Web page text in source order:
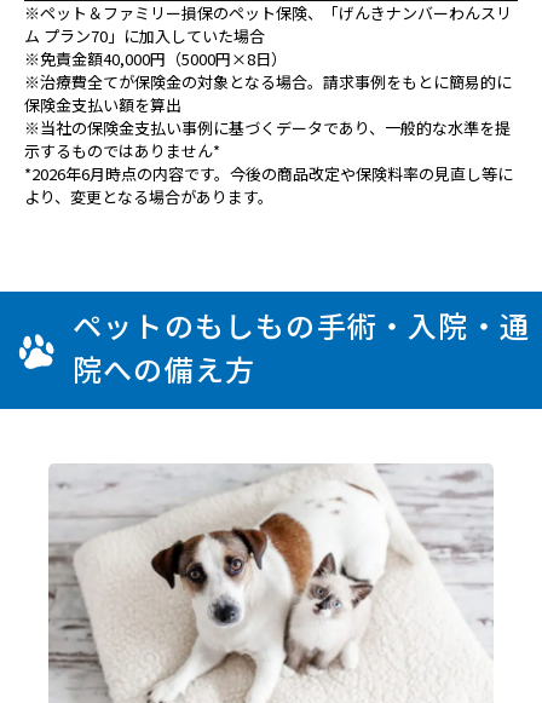
※ペット＆ファミリー損保のペット保険、「げんきナンバーわんスリ
ム プラン70」に加入していた場合
※免責金額40,000円（5000円×8日）
※治療費全てが保険金の対象となる場合。請求事例をもとに簡易的に
保険金支払い額を算出
※当社の保険金支払い事例に基づくデータであり、一般的な水準を提
示するものではありません*
*2026年6月時点の内容です。今後の商品改定や保険料率の見直し等に
より、変更となる場合があります。
ペットのもしもの手術・入院・通
院への備え方